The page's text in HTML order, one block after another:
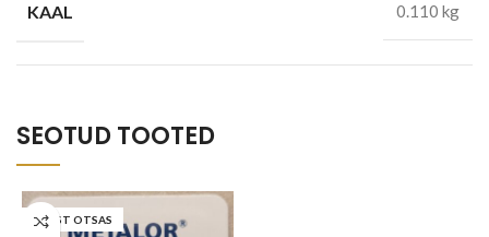
KAAL 0.110 kg
SEOTUD TOOTED
LAOST OTSAS